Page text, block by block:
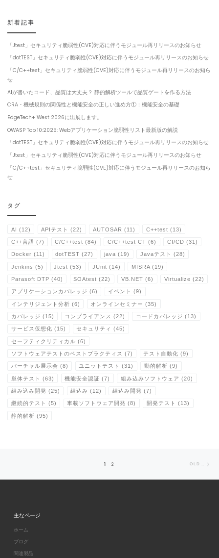
新着記事
「Jtest」セキュリティ脆弱性(CVE)対応に伴うモジュール再リリースのお知らせ
「dotTEST」セキュリティ脆弱性(CVE)対応に伴うモジュール再リリースのお知らせ
「C/C++test」セキュリティ脆弱性(CVE)対応に伴うモジュール再リリースのお知ら
せ
AIが書いたコード、品質は大丈夫？ 静的解析ツールで品質ゲートを作る方法
CRA・機械規則の関係性と機能安全の正しい進め方①：機能安全の基礎
EdgeTech+ West 2026に出展します。
OWASP Top 10:2025: Webアプリケーション脆弱性リスト最新版の解説
「dotTEST」セキュリティ脆弱性(CVE)対応に伴うモジュール再リリースのお知らせ
「Jtest」セキュリティ脆弱性(CVE)対応に伴うモジュール再リリースのお知らせ
「C/C++test」セキュリティ脆弱性(CVE)対応に伴うモジュール再リリースのお知ら
せ
タグ
AI (12) APIテスト (22) AUTOSAR (11) C++test (13)
C++言語 (7) C/C++test (84) C/C++test CT (6) CI/CD (31)
Docker (11) dotTEST (27) java (19) Javaテスト (28)
Jenkins (5) Jtest (53) JUnit (14) MISRA(19)
Parasoft DTP (40) SOAtest (22) VB.NET (6) Virtualize (22)
アプリケーションカバレッジ (6) イベント (9)
インテリジェント分析 (6) オンラインセミナー (35)
カバレッジ (15) コンプライアンス (22) コードカバレッジ (13)
サービス仮想化 (15) セキュリティ (45)
セーフティクリティカル (6)
ソフトウェアテストのベストプラクティス (7) テスト自動化 (9)
バーチャル展示会 (8) ユニットテスト (31) 動的解析 (9)
単体テスト (63) 機能安全認証 (7) 組み込みソフトウェア (20)
組み込み開発 (25) 組込み (12) 組込み開発 (7)
継続的テスト (5) 車載ソフトウェア開発 (8) 開発テスト (13)
静的解析 (95)
1 2 OLDER POSTS
主なページ
ホーム
ブログ
関連製品